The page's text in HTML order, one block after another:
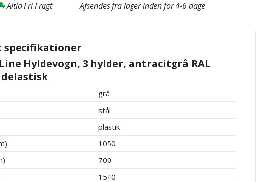
Altid Fri Fragt Afsendes fra lager inden for 4-6 dage
specifikationer
Hyldevogn, 3 hylder, antracitgrå RAL
grå
stål
plastik
1050
700
1540